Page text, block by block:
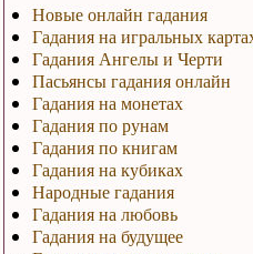
Новые онлайн гадания
Гадания на игральных
Гадания Ангелы и Черти
Пасьянсы гадания онлайн
Гадания на монетах
Гадания по рунам
Гадания по книгам
Гадания на кубиках
Народные гадания
Гадания на любовь
Гадания на будущее